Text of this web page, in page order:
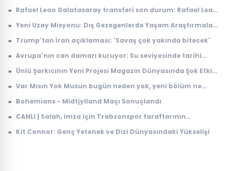
» Rafael Leao Galatasaray transferi son durum: Rafael Leao
» Yeni Uzay Misyonu: Dış Gezegenlerde Yaşam Araştırmaları
» Trump'tan İran açıklaması: 'Savaş çok yakında bitecek'
» Avrupa'nın can damarı kuruyor: Su seviyesinde tarihi
» Ünlü Şarkıcının Yeni Projesi Magazin Dünyasında Şok Etkisi
» Var Mısın Yok Musun bugün neden yok, yeni bölüm ne
» Bohemians - Midtjylland Maçı Sonuçlandı
» CANLI | Salah, imza için Trabzonspor taraftarının
» Kit Connor: Genç Yetenek ve Dizi Dünyasındaki Yükselişi